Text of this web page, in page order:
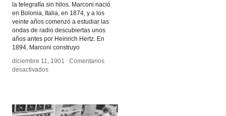
la telegrafía sin hilos. Marconi nació
en Bolonia, Italia, en 1874, y a los
veinte años comenzó a estudiar las
ondas de radio descubiertas unos
años antes por Heinrich Hertz. En
1894, Marconi construyo
diciembre 11, 1901 / Comentarios
desactivadosen
diciembre 11, 1901 / Comentarios
desactivadosen